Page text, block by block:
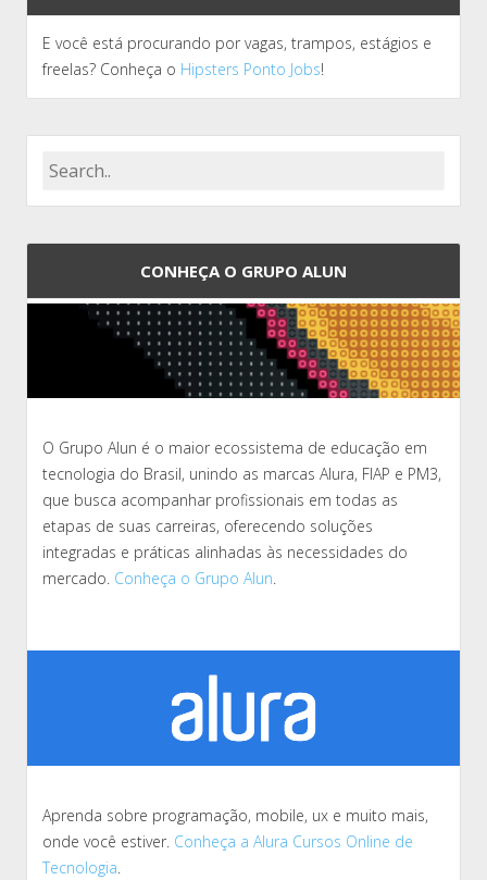
E você está procurando por vagas, trampos, estágios e
freelas? Conheça o Hipsters Ponto Jobs!
CONHEÇA O GRUPO ALUN
O Grupo Alun é o maior ecossistema de educação em
tecnologia do Brasil, unindo as marcas Alura, FIAP e PM3,
que busca acompanhar profissionais em todas as
etapas de suas carreiras, oferecendo soluções
integradas e práticas alinhadas às necessidades do
mercado. Conheça o Grupo Alun.
Aprenda sobre programação, mobile, ux e muito mais,
onde você estiver. Conheça a Alura Cursos Online de
Tecnologia.